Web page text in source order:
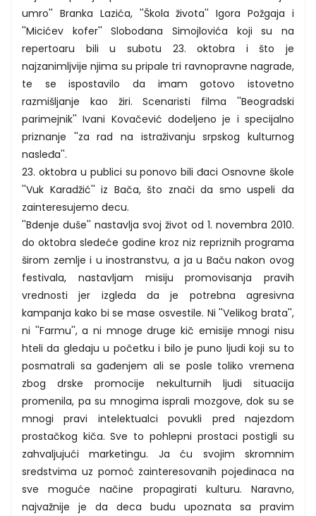
umro'' Branka Lazića, ''Škola života'' Igora Požgaja i
''Micićev kofer'' Slobodana Simojlovića koji su na
repertoaru bili u subotu 23. oktobra i što je
najzanimljvije njima su pripale tri ravnopravne nagrade,
te se ispostavilo da imam gotovo istovetno
razmišljanje kao žiri. Scenaristi filma ''Beogradski
parimejnik'' Ivani Kovačević dodeljeno je i specijalno
priznanje ''za rad na istraživanju srpskog kulturnog
nasleđa''.
23. oktobra u publici su ponovo bili đaci Osnovne škole
''Vuk Karadžić'' iz Bača, što znači da smo uspeli da
zainteresujemo decu.
''Bdenje duše'' nastavlja svoj život od 1. novembra 2010.
do oktobra sledeće godine kroz niz repriznih programa
širom zemlje i u inostranstvu, a ja u Baču nakon ovog
festivala, nastavljam misiju promovisanja pravih
vrednosti jer izgleda da je potrebna agresivna
kampanja kako bi se mase osvestile. Ni ''Velikog brata'',
ni ''Farmu'', a ni mnoge druge kič emisije mnogi nisu
hteli da gledaju u početku i bilo je puno ljudi koji su to
posmatrali sa gađenjem ali se posle toliko vremena
zbog drske promocije nekulturnih ljudi situacija
promenila, pa su mnogima isprali mozgove, dok su se
mnogi pravi intelektualci povukli pred najezdom
prostačkog kiča. Sve to pohlepni prostaci postigli su
zahvaljujući marketingu. Ja ću svojim skromnim
sredstvima uz pomoć zainteresovanih pojedinaca na
sve moguće načine propagirati kulturu. Naravno,
najvažnije je da deca budu upoznata sa pravim